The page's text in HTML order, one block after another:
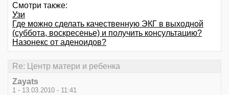
Смотри также:
Узи
Где можно сделать качественную ЭКГ в выходной
(суббота, воскресенье) и получить консультацию?
Назонекс от аденоидов?
Re: Центр матери и ребенка
Zayats
1 - 13.03.2010 - 11:41